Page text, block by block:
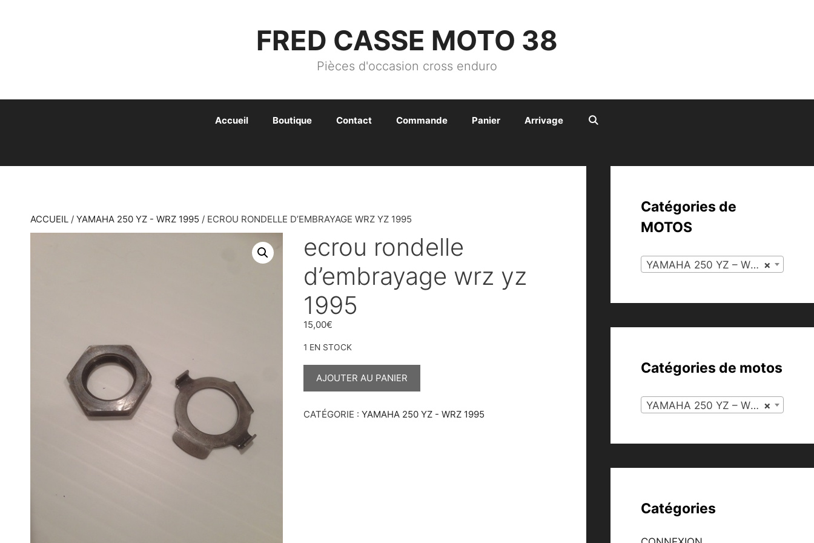
FRED CASSE MOTO 38
Pièces d'occasion cross enduro
Accueil Boutique Contact Commande Panier Arrivage
ACCUEIL / YAMAHA 250 YZ - WRZ 1995 / ECROU RONDELLE D’EMBRAYAGE WRZ YZ 1995
ecrou rondelle
d’embrayage wrz yz
1995
15,00€
1 EN STOCK
QUANTITÉ
WRZ
AJOUTER AU PANIER
CATÉGORIE :YAMAHA 250 YZ - WRZ 1995
Catégories de
MOTOS
×
YAMAHA 250 YZ – WRZ 1995 (26)
Catégories de motos
×
YAMAHA 250 YZ – WRZ 1995 (26)
Catégories